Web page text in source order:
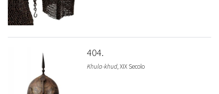
404
Khula-khud, XIX Secolo